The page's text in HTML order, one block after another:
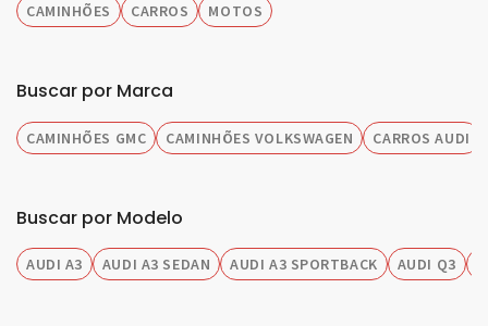
CAMINHÕES CARROS MOTOS
Buscar por Marca
CAMINHÕES GMC CAMINHÕES VOLKSWAGEN CARROS AUDI
Buscar por Modelo
AUDI A3 AUDI A3 SEDAN AUDI A3 SPORTBACK AUDI Q3